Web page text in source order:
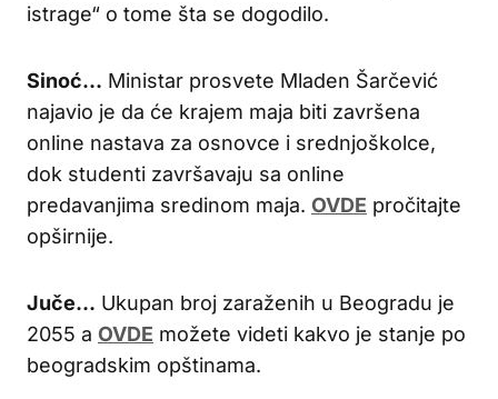
istrage“ o tome šta se dogodilo.
Sinoć… Ministar prosvete Mladen Šarčević
najavio je da će krajem maja biti završena
online nastava za osnovce i srednjoškolce,
dok studenti završavaju sa online
predavanjima sredinom maja. OVDE pročitajte
opširnije.
Juče… Ukupan broj zaraženih u Beogradu je
2055 a OVDE možete videti kakvo je stanje po
beogradskim opštinama.